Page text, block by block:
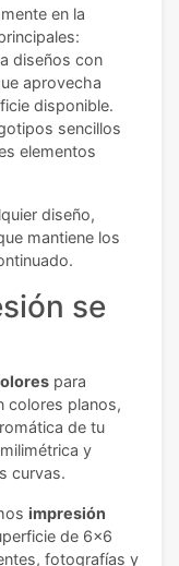
en la
diseños con
aprovecha
disponible.
sencillos
elementos
diseño,
mantiene los
se
para
colores planos,
de tu
y
curvas.
impresión
de 6x6
fotografías y